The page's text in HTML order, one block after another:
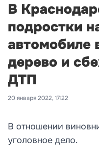
В
подростки
автомобиле
дерево и
ДТП
20 января 2022, 17:22
В отношении
уголовное дело.